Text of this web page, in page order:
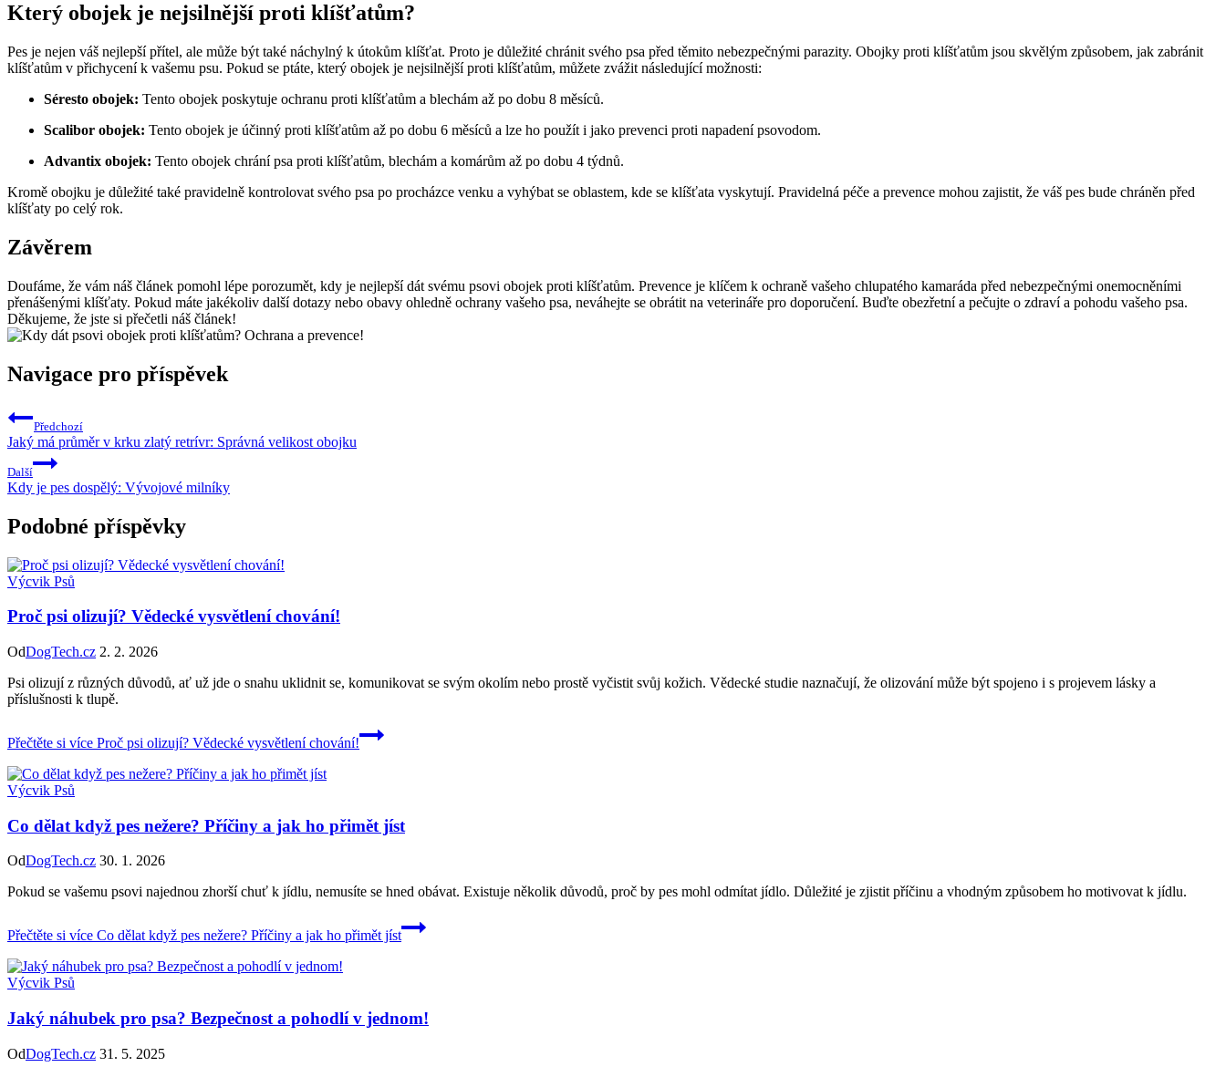
Který obojek je nejsilnější proti klíšťatům?
Pes je nejen váš nejlepší přítel, ale může být také náchylný k útokům klíšťat. Proto je důležité chránit svého psa před těmito nebezpečnými parazity. Obojky proti klíšťatům jsou skvělým způsobem, jak zabránit
klíšťatům v přichycení k vašemu psu. Pokud se ptáte, který obojek je nejsilnější proti klíšťatům, můžete zvážit následující možnosti:
Séresto obojek: Tento obojek poskytuje ochranu proti klíšťatům a blechám až po dobu 8 měsíců.
Scalibor obojek: Tento obojek je účinný proti klíšťatům až po dobu 6 měsíců a lze ho použít i jako prevenci proti napadení psovodom.
Advantix obojek: Tento obojek chrání psa proti klíšťatům, blechám a komárům až po dobu 4 týdnů.
Kromě obojku je důležité také pravidelně kontrolovat svého psa po procházce venku a vyhýbat se oblastem, kde se klíšťata vyskytují. Pravidelná péče a prevence mohou zajistit, že váš pes bude chráněn před
klíšťaty po celý rok.
Závěrem
Doufáme, že vám náš článek pomohl lépe porozumět, kdy je nejlepší dát svému psovi obojek proti klíšťatům. Prevence je klíčem k ochraně vašeho chlupatého kamaráda před nebezpečnými onemocněními
přenášenými klíšťaty. Pokud máte jakékoliv další dotazy nebo obavy ohledně ochrany vašeho psa, neváhejte se obrátit na veterináře pro doporučení. Buďte obezřetní a pečujte o zdraví a pohodu vašeho psa.
Děkujeme, že jste si přečetli náš článek!
Navigace pro příspěvek
Předchozí
Jaký má průměr v krku zlatý retrívr: Správná velikost obojku
Další
Kdy je pes dospělý: Vývojové milníky
Podobné příspěvky
Výcvik Psů
Proč psi olizují? Vědecké vysvětlení chování!
OdDogTech.cz 2. 2. 2026
Psi olizují z různých důvodů, ať už jde o snahu uklidnit se, komunikovat se svým okolím nebo prostě vyčistit svůj kožich. Vědecké studie naznačují, že olizování může být spojeno i s projevem lásky a
příslušnosti k tlupě.
Přečtěte si více Proč psi olizují? Vědecké vysvětlení chování!
Výcvik Psů
Co dělat když pes nežere? Příčiny a jak ho přimět jíst
OdDogTech.cz 30. 1. 2026
Pokud se vašemu psovi najednou zhorší chuť k jídlu, nemusíte se hned obávat. Existuje několik důvodů, proč by pes mohl odmítat jídlo. Důležité je zjistit příčinu a vhodným způsobem ho motivovat k jídlu.
Přečtěte si více Co dělat když pes nežere? Příčiny a jak ho přimět jíst
Výcvik Psů
Jaký náhubek pro psa? Bezpečnost a pohodlí v jednom!
OdDogTech.cz 31. 5. 2025